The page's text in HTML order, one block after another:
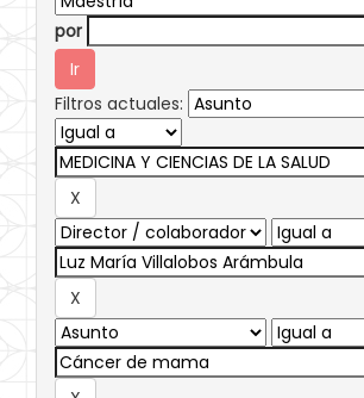
por
Filtros actuales: